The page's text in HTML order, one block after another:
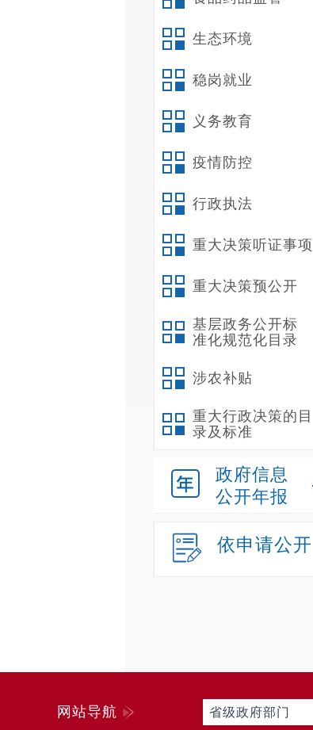
生态环境
稳岗就业
义务教育
疫情防控
行政执法
重大决策听证事项
重大决策预公开
基层政务公开标
准化规范化目录
涉农补贴
重大行政决策的目
录及标准
政府信息
公开年报
依申请公开
网站导航 省级政府部门